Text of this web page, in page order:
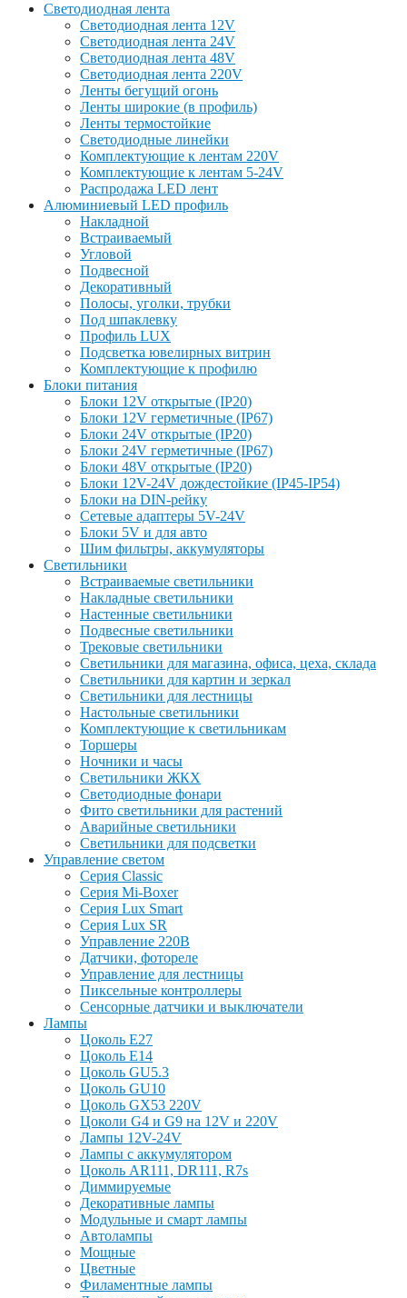
Светодиодная лента
Светодиодная лента 12V
Светодиодная лента 24V
Светодиодная лента 48V
Светодиодная лента 220V
Ленты бегущий огонь
Ленты широкие (в профиль)
Ленты термостойкие
Светодиодные линейки
Комплектующие к лентам 220V
Комплектующие к лентам 5-24V
Распродажа LED лент
Алюминиевый LED профиль
Накладной
Встраиваемый
Угловой
Подвесной
Декоративный
Полосы, уголки, трубки
Под шпаклевку
Профиль LUX
Подсветка ювелирных витрин
Комплектующие к профилю
Блоки питания
Блоки 12V открытые (IP20)
Блоки 12V герметичные (IP67)
Блоки 24V открытые (IP20)
Блоки 24V герметичные (IP67)
Блоки 48V открытые (IP20)
Блоки 12V-24V дождестойкие (IP45-IP54)
Блоки на DIN-рейку
Сетевые адаптеры 5V-24V
Блоки 5V и для авто
Шим фильтры, аккумуляторы
Светильники
Встраиваемые светильники
Накладные светильники
Настенные светильники
Подвесные светильники
Трековые светильники
Светильники для магазина, офиса, цеха, склада
Светильники для картин и зеркал
Светильники для лестницы
Настольные светильники
Комплектующие к светильникам
Торшеры
Ночники и часы
Светильники ЖКХ
Светодиодные фонари
Фито светильники для растений
Аварийные светильники
Светильники для подсветки
Управление светом
Серия Classic
Серия Mi-Boxer
Серия Lux Smart
Серия Lux SR
Управление 220В
Датчики, фотореле
Управление для лестницы
Пиксельные контроллеры
Сенсорные датчики и выключатели
Лампы
Цоколь Е27
Цоколь Е14
Цоколь GU5.3
Цоколь GU10
Цоколь GX53 220V
Цоколи G4 и G9 на 12V и 220V
Лампы 12V-24V
Лампы с аккумулятором
Цоколь AR111, DR111, R7s
Диммируемые
Декоративные лампы
Модульные и смарт лампы
Автолампы
Мощные
Цветные
Филаментные лампы